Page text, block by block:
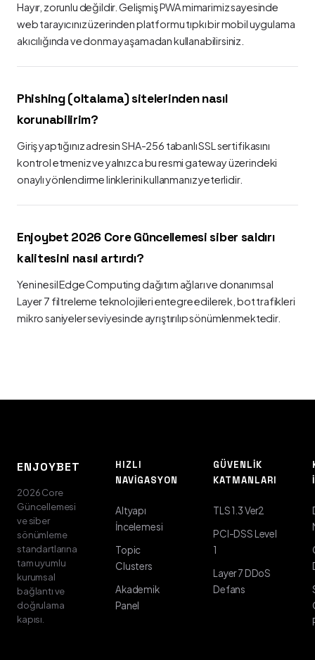
Hayır, zorunlu değildir. Gelişmiş PWA mimarimiz sayesinde
web tarayıcınız üzerinden platformu tıpkı bir mobil uygulama
akıcılığında ve donma yaşamadan kullanabilirsiniz.
Phishing (oltalama) sitelerinden nasıl
korunabilirim?
Giriş yaptığınız adresin SHA-256 tabanlı SSL sertifikasını
kontrol etmeniz ve yalnızca bu resmi gateway üzerindeki
onaylı yönlendirme linklerini kullanmanız yeterlidir.
Enjoybet 2026 Core Güncellemesi siber saldırı
kalitesini nasıl artırdı?
Yeni nesil Edge Computing dağıtım ağları ve donanımsal
Layer 7 filtreleme teknolojileri entegre edilerek, bot trafikleri
mikro saniyeler seviyesinde ayrıştırılıp sönümlenmektedir.
ENJOYBET
2026 Core
Güncellemesi
ve siber
sönümleme
standartlarına
tam uyumlu
kurumsal
bağlantı ve
doğrulama
kapısı.
HIZLI
NAVIGASYON
Altyapı
İncelemesi
Topic
Clusters
Akademik
Panel
GÜVENLIK
KATMANLARI
TLS 1.3 Ver2
PCI-DSS Level
1
Layer 7 DDoS
Defans